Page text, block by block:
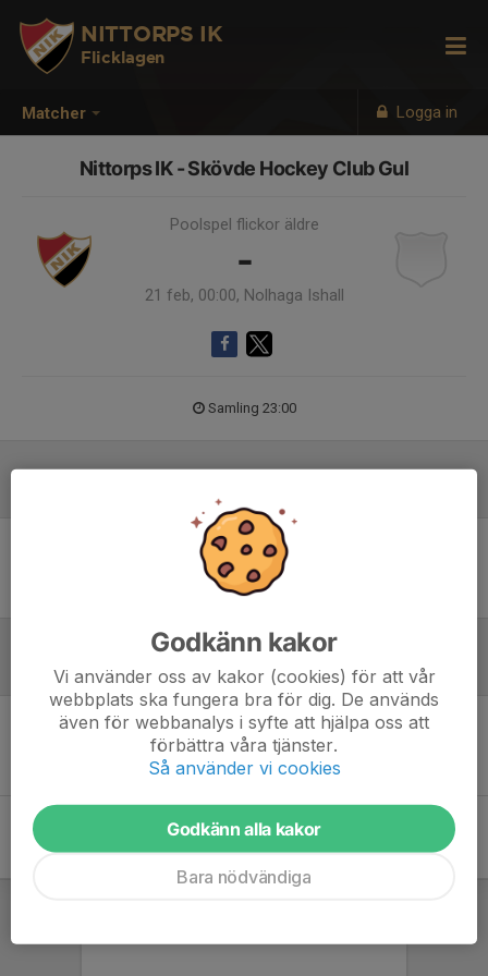
Matcher Logga in
NITTORPS IK
Flicklagen
Nittorps IK - Skövde Hockey Club Gul
Poolspel flickor äldre
-
21 feb, 00:00, Nolhaga Ishall
Samling 23:00
Ingen uppställning ifylld
Referat
Inget referat skrivet
Godkänn kakor
Vi använder oss av kakor (cookies) för att vår
webbplats ska fungera bra för dig. De används
även för webbanalys i syfte att hjälpa oss att
förbättra våra tjänster.
Så använder vi cookies
Godkänn alla kakor
Bara nödvändiga